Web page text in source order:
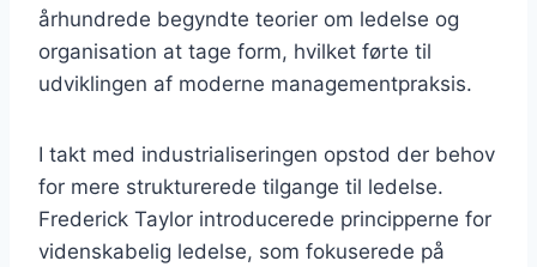
århundrede begyndte teorier om ledelse og
organisation at tage form, hvilket førte til
udviklingen af moderne managementpraksis.
I takt med industrialiseringen opstod der behov
for mere strukturerede tilgange til ledelse.
Frederick Taylor introducerede principperne for
videnskabelig ledelse, som fokuserede på